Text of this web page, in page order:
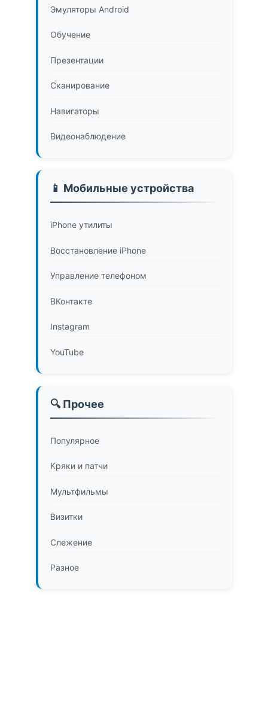
Эмуляторы Android
Обучение
Презентации
Сканирование
Навигаторы
Видеонаблюдение
📱 Мобильные устройства
iPhone утилиты
Восстановление iPhone
Управление телефоном
ВКонтакте
Instagram
YouTube
🔍 Прочее
Популярное
Кряки и патчи
Мультфильмы
Визитки
Слежение
Разное